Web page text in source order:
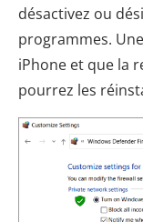
désactivez ou
programmes.
iPhone et que la
pourrez les